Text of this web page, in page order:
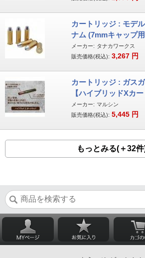
カートリッジ : モデ
ナム (7mmキャップ
メーカー: タナカワークス
販売価格(税込): 3,267 円
カートリッジ : ガス
【ハイブリッドXカ
メーカー: マルシン
販売価格(税込): 5,445 円
もっとみる(＋32